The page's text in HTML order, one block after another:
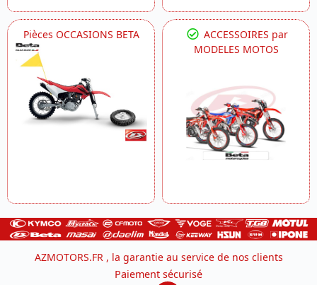
Pièces OCCASIONS BETA
ACCESSOIRES par
MODELES MOTOS
AZMOTORS.FR , la garantie au service de nos clients
Paiement sécurisé